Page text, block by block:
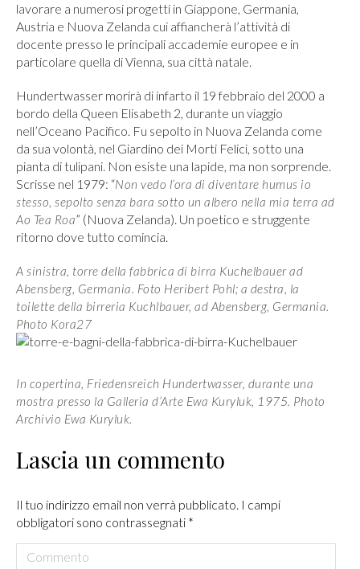
lavorare a numerosi progetti in Giappone, Germania,
Austria e Nuova Zelanda cui affiancherà l’attività di
docente presso le principali accademie europee e in
particolare quella di Vienna, sua città natale.
Hundertwasser morirà di infarto il 19 febbraio del 2000 a
bordo della Queen Elisabeth 2, durante un viaggio
nell’Oceano Pacifico. Fu sepolto in Nuova Zelanda come
da sua volontà, nel Giardino dei Morti Felici, sotto una
pianta di tulipani. Non esiste una lapide, ma non sorprende.
Scrisse nel 1979: “Non vedo l’ora di diventare humus io
stesso, sepolto senza bara sotto un albero nella mia terra ad
Ao Tea Roa” (Nuova Zelanda). Un poetico e struggente
ritorno dove tutto comincia.
A sinistra, torre della fabbrica di birra Kuchelbauer ad
Abensberg, Germania. Foto Heribert Pohl; a destra, la
toilette della birreria Kuchlbauer, ad Abensberg, Germania.
Photo Kora27
In copertina, Friedensreich Hundertwasser, durante una
mostra presso la Galleria d’Arte Ewa Kuryluk, 1975. Photo
Archivio Ewa Kuryluk.
Lascia un commento
Il tuo indirizzo email non verrà pubblicato. I campi
obbligatori sono contrassegnati *
Commento